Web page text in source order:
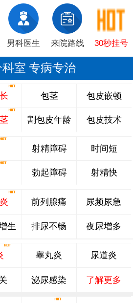
男科医生 来院路线 30秒挂号
科室 专病专治
包茎
割包皮年龄
包皮嵌顿
包皮技术
射精障碍
勃起障碍
时间短
射精快
前列腺痛 尿频尿急
生 排尿不畅 夜尿增多
睾丸炎 尿道炎
泌尿感染 了解更多